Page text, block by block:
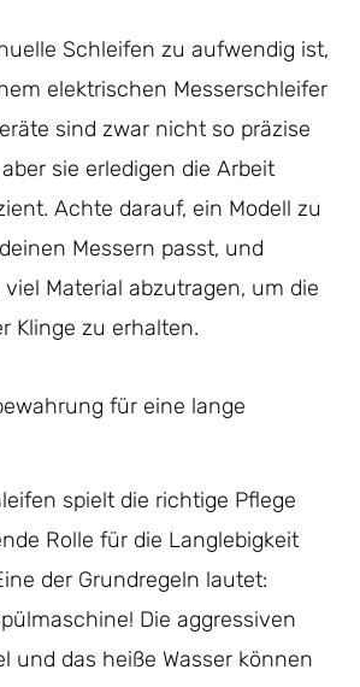
Schleifen zu aufwendig ist,
elektrischen Messerschleifer
sind zwar nicht so präzise
sie erledigen die Arbeit
Achte darauf, ein Modell zu
Messern passt, und
Material abzutragen, um die
Klinge zu erhalten.
für eine lange
spielt die richtige Pflege
Rolle für die Langlebigkeit
der Grundregeln lautet:
Die aggressiven
und das heiße Wasser können